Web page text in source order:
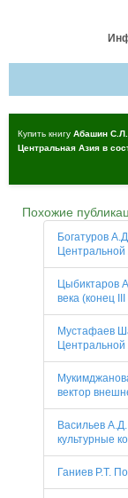
Купить книгу Абашин
Центральная Азия в
Похожие
Богатуров
Цыбиктаров
века (конец
Мустафаев
Центральной
вектор
Васильев
культурные
Ганиев Р.Т.